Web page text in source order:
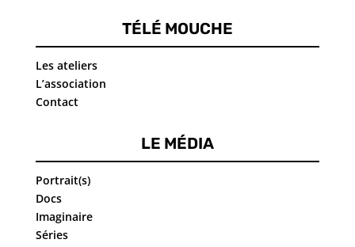
TÉLÉ MOUCHE
Les ateliers
L’association
Contact
LE MÉDIA
Portrait(s)
Docs
Imaginaire
Séries